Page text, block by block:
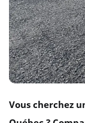
Vous cherchez